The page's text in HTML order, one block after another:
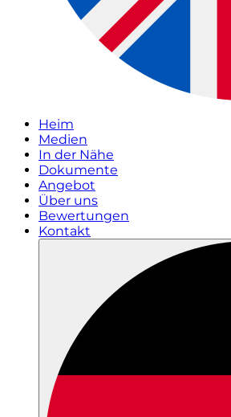
Heim
Medien
In der Nähe
Dokumente
Angebot
Über uns
Bewertungen
Kontakt